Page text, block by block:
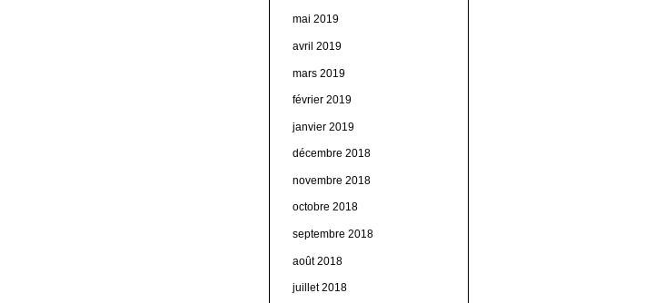
mai 2019
avril 2019
mars 2019
février 2019
janvier 2019
décembre 2018
novembre 2018
octobre 2018
septembre 2018
août 2018
juillet 2018